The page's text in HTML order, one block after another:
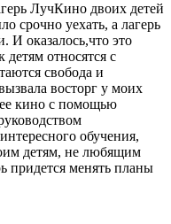
ЛучКино двоих детей
срочно уехать, а лагерь
И оказалось,что это
детям относятся с
свобода и
восторг у моих
кино с помощью
обучения,
детям, не любящим
придется менять планы